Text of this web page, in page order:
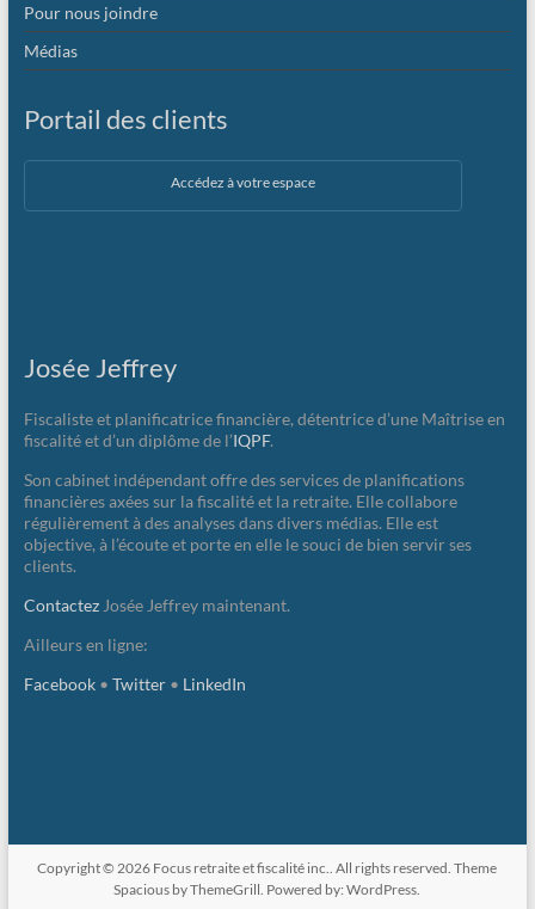
Pour nous joindre
Médias
Portail des clients
Accédez à votre espace
Josée Jeffrey
Fiscaliste et planificatrice financière, détentrice d’une Maîtrise en
fiscalité et d’un diplôme de l’IQPF.
Son cabinet indépendant offre des services de planifications
financières axées sur la fiscalité et la retraite. Elle collabore
régulièrement à des analyses dans divers médias. Elle est
objective, à l’écoute et porte en elle le souci de bien servir ses
clients.
ContactezJosée Jeffrey maintenant.
Ailleurs en ligne:
Facebook• Twitter• LinkedIn
Copyright © 2026 Focus retraite et fiscalité inc. . All rights reserved. Theme
Spacious by ThemeGrill. Powered by:WordPress